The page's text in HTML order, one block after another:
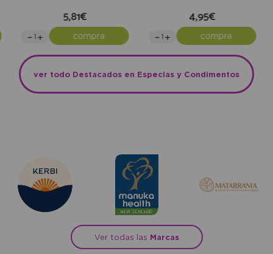
5,81€
compra
4,95€
compra
ver todo Destacados en Especias y Condimentos
Ver todas las Marcas